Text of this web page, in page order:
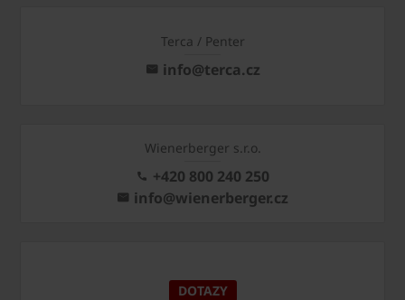
Terca / Penter
info@terca.cz
Wienerberger s.r.o.
+420 800 240 250
info@wienerberger.cz
DOTAZY